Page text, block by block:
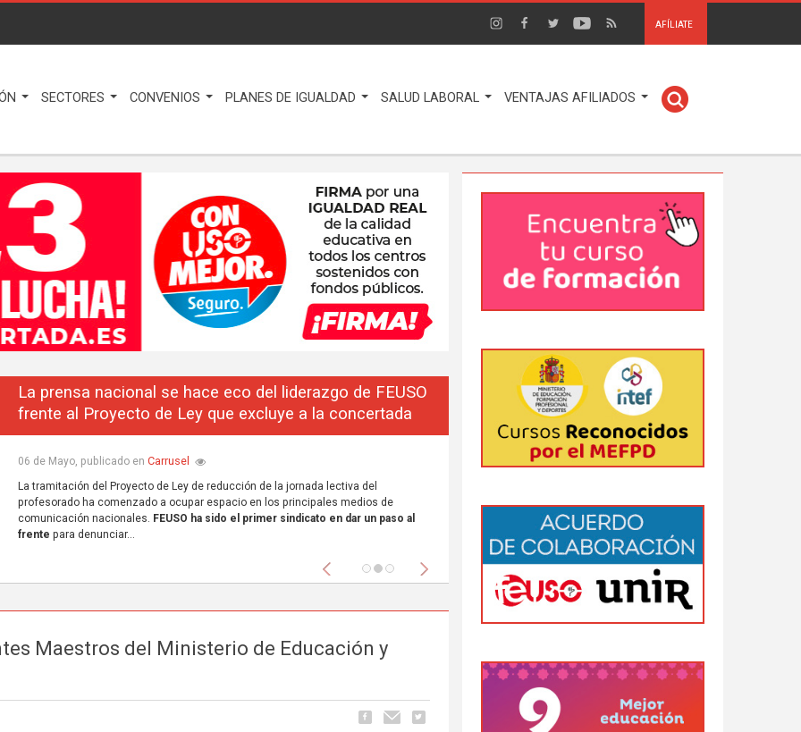
AFÍLIATE
SECTORES CONVENIOS PLANES DE IGUALDAD SALUD LABORAL VENTAJAS AFILIADOS
La prensa nacional se hace eco del liderazgo de FEUSO
frente al Proyecto de Ley que excluye a la concertada
06 de Mayo, publicado en Carrusel
La tramitación del Proyecto de Ley de reducción de la jornada lectiva del
profesorado ha comenzado a ocupar espacio en los principales medios de
comunicación nacionales. FEUSO ha sido el primer sindicato en dar un paso al
frente para denunciar...
Anterior Siguiente
Maestros del Ministerio de Educación y